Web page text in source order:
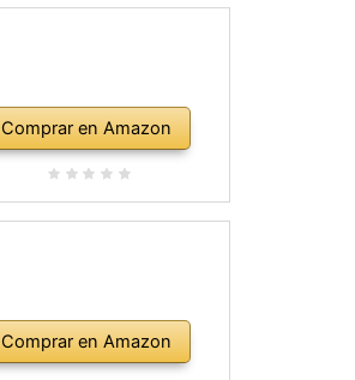
Comprar en Amazon
Comprar en Amazon